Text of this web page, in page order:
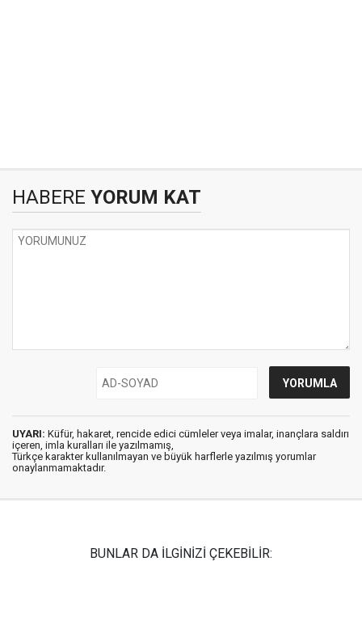
HABERE YORUM KAT
UYARI: Küfür, hakaret, rencide edici cümleler veya imalar, inançlara saldırı
içeren, imla kuralları ile yazılmamış,
Türkçe karakter kullanılmayan ve büyük harflerle yazılmış yorumlar
onaylanmamaktadır.
BUNLAR DA İLGİNİZİ ÇEKEBİLİR: